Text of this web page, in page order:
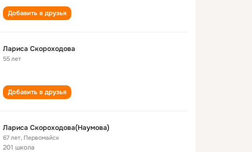
Добавить в друзья
Лариса Скороходова
55 лет
Добавить в друзья
Лариса Скороходова(Наумова)
67 лет, Первомайск
201 школа